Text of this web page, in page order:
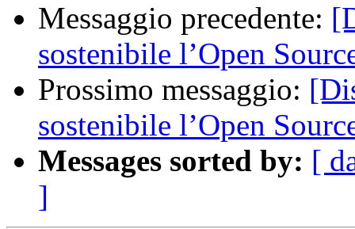
Messaggio precedente:
sostenibile l’Open
Prossimo messaggio:
sostenibile l’Open
Messages sorted by: [
]